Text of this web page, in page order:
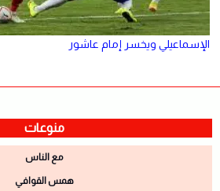
الإسماعيلي ويخسر إمام عاشور
منوعات
مع الناس
همس القوافي